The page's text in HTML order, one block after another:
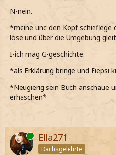
Lernst du schon für das
*Wissen will und sie kurz
*Mir ihre Gesichtszüge
aber nicht ganz zuordnen kann
*Sie aber bestimmt nur schon
N-nein.
*meine und den Kopf schieflege
löse und über die Umgebung
I-ich mag G-geschichte.
*als Erklärung bringe und Fiepsi
*Neugierig sein Buch anschaue
erhaschen*
Online Ella271
Dachsgelehrte